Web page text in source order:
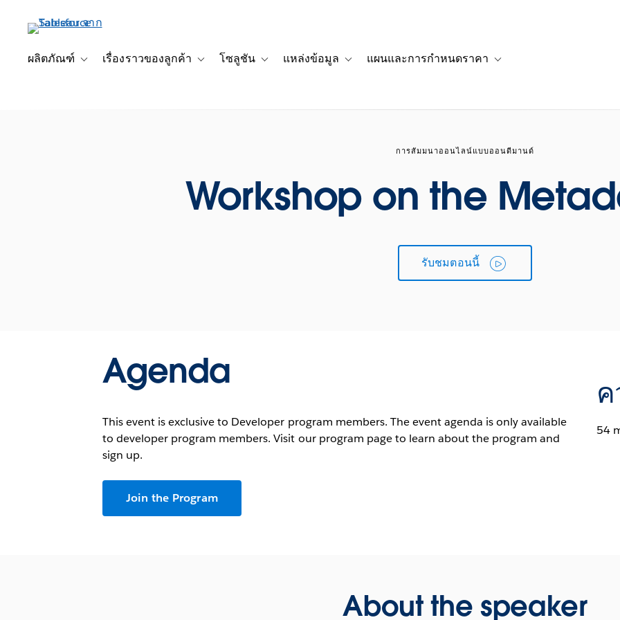
เนื้อหาผลิตภัณฑ์
Toggle sub-navigation for ผลิตภัณฑ์
เรื่องราวของลูกค้า
Toggle sub-navigation for เรื่องราวของลูกค้า
โซลูชัน
Toggle sub-navigation for โซลูชัน
แหล่งข้อมูล แผนและการกำหนดราคา
การสัมมนาออนไลน์แบบออนดีมานด์
Workshop on the
รับชมตอนนี้
Agenda
This event is exclusive to Developer program members. The event agenda is only available
to developer program members. Visit our program page to learn about the program and
sign up.
Join the Program
54
About the speaker